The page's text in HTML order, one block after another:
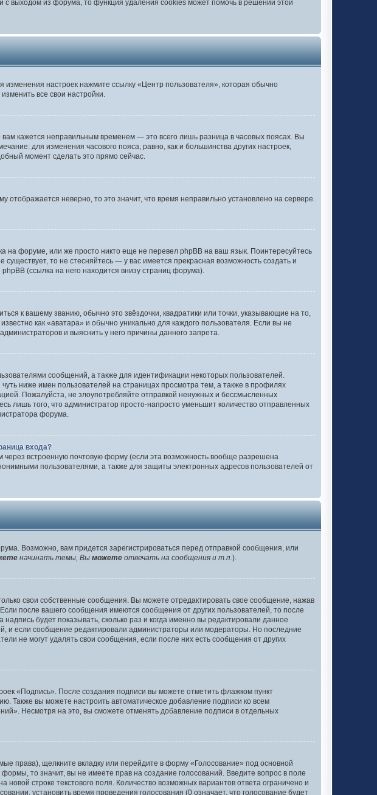
выходом из форума, то функция удаления cookies может помочь в решении этой
настроек нажмите ссылку «Центр пользователя», которая обычно
все свои настройки.
кажется неправильным временем — это всего лишь разница в часовых поясах. Вы
для изменения часового пояса, равно, как и большинства других настроек,
момент сделать это прямо сейчас.
отображается неверно, то это значит, что время неправильно установлено на сервере.
на форуме, или же просто никто еще не перевел phpBB на ваш язык. Поинтересуйтесь
то не стесняйтесь — у вас имеется прекрасная возможность создать и
(ссылка на него находится внизу страниц форума).
к вашему званию, обычно это звёздочки, квадратики или точки, указывающие на то,
как «аватара» и обычно уникально для каждого пользователя. Если вы не
и выяснить у него причины данного запрета.
сообщений, а также для идентификации некоторых пользователей.
ниже имен пользователей на страницах просмотра тем, а также в профилях
Пожалуйста, не злоупотребляйте отправкой ненужных и бессмысленных
лишь того, что администратор просто-напросто уменьшит количество отправленных
форума.
входа?
через встроенную почтовую форму (если эта возможность вообще разрешена
пользователями, а также для защиты электронных адресов пользователей от
Возможно, вам придется зарегистрироваться перед отправкой сообщения, или
начинать темы, Вы можете отвечать на сообщения и т.п. ).
свои собственные сообщения. Вы можете отредактировать свое сообщение, нажав
после вашего сообщения имеются сообщения от других пользователей, то после
будет показывать, сколько раз и когда именно вы редактировали данное
и если сообщение редактировали администраторы или модераторы. Но последние
не могут удалять свои сообщения, если после них есть сообщения от других
«Подпись». После создания подписи вы можете отметить флажком пункт
вы можете настроить автоматическое добавление подписи ко всем
Несмотря на это, вы сможете отменять добавление подписи в отдельных
права), щелкните вкладку или перейдите в форму «Голосование» под основной
то значит, вы не имеете прав на создание голосований. Введите вопрос в поле
строке текстового поля. Количество возможных вариантов ответа ограничено и
установить время проведения голосования (0 означает, что голосование будет